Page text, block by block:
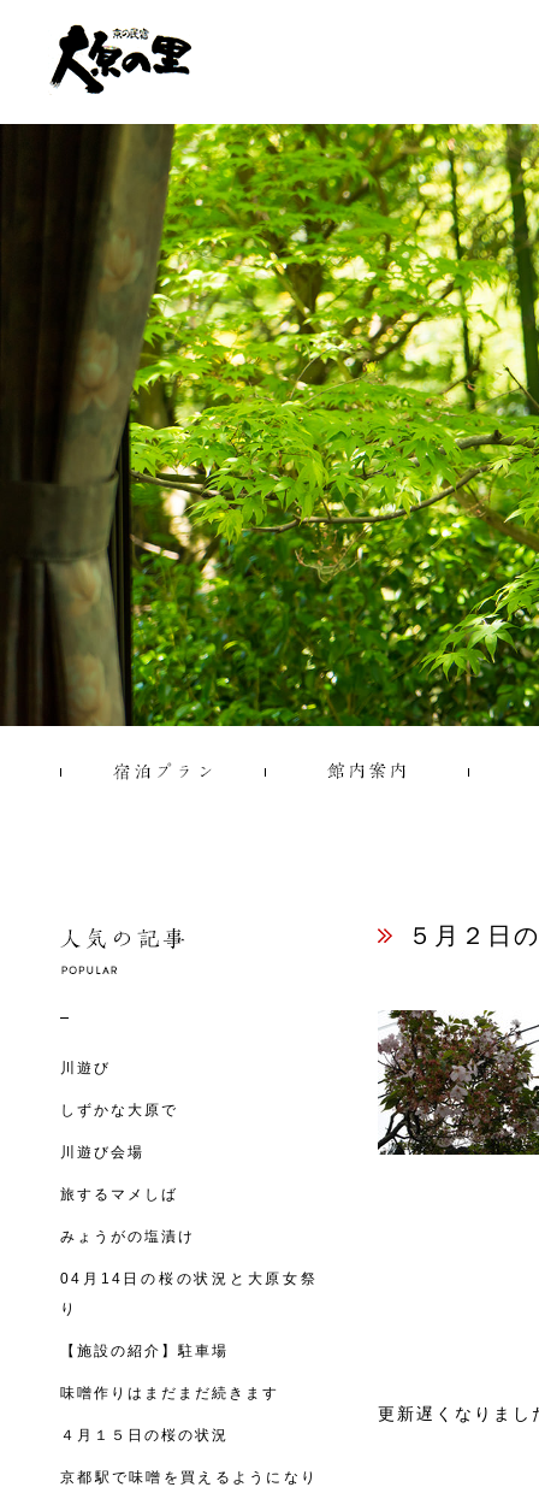
川遊び
しずかな大原で
川遊び会場
旅するマメしば
みょうがの塩漬け
04月14日の桜の状況と大原女祭
り
【施設の紹介】駐車場
味噌作りはまだまだ続きます
４月１５日の桜の状況
京都駅で味噌を買えるようになり
５月２日
更新遅くなりまし